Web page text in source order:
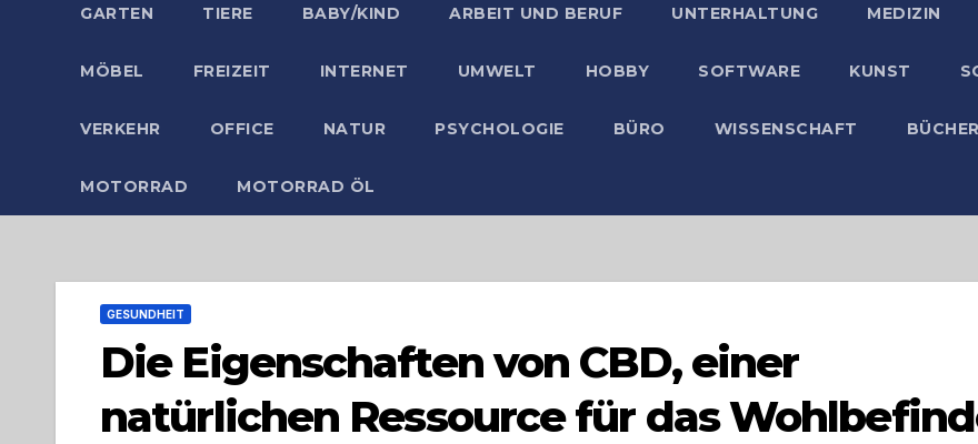
GARTEN TIERE BABY/KIND ARBEIT UND BERUF UNTERHALTUNG MEDIZIN
MÖBEL FREIZEIT INTERNET UMWELT HOBBY SOFTWARE KUNST
VERKEHR OFFICE NATUR PSYCHOLOGIE BÜRO WISSENSCHAFT BÜCHER
MOTORRAD MOTORRAD ÖL
GESUNDHEIT
Die Eigenschaften von CBD, einer
natürlichen Ressource für das